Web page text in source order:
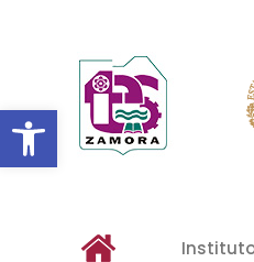
Abrir barra de